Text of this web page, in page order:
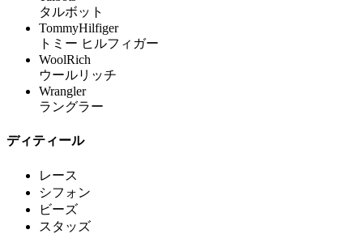
タルボット
TommyHilfiger
トミー ヒルフィガー
WoolRich
ウールリッチ
Wrangler
ラングラー
ディティール
レース
シフォン
ビーズ
スタッズ